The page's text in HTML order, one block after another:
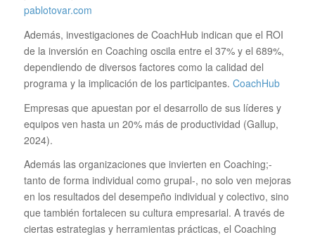
pablotovar.com
Además, investigaciones de CoachHub indican que el ROI
de la inversión en Coaching oscila entre el 37% y el 689%,
dependiendo de diversos factores como la calidad del
programa y la implicación de los participantes. CoachHub
Empresas que apuestan por el desarrollo de sus líderes y
equipos ven hasta un 20% más de productividad (Gallup,
2024).
Además las organizaciones que invierten en Coaching;-
tanto de forma individual como grupal-, no solo ven mejoras
en los resultados del desempeño individual y colectivo, sino
que también fortalecen su cultura empresarial. A través de
ciertas estrategias y herramientas prácticas, el Coaching